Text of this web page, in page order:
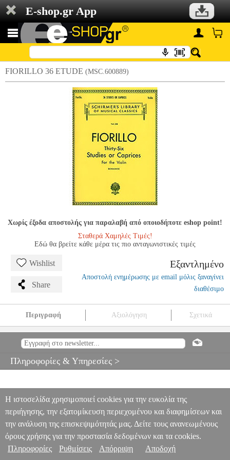
E-shop.gr App
FIORILLO 36 ETUDE (MSC.600889)
Χωρίς έξοδα αποστολής για παραλαβή από οποιοδήποτε eshop point!
Σταθερά Χαμηλές Τιμές!
Εδώ θα βρείτε κάθε μέρα τις πιο ανταγωνιστικές τιμές
Wishlist
Share
Εξαντλημένο
Αποστολή ενημέρωσης με email μόλις ξαναγίνει
διαθέσιμο
Περιγραφή Αξιολόγηση Σχετικά
SCHIRMER ΜΟΥΣΙΚΑ ΒΙΒΛΙΑ ΕΓΧΟΡΔΩΝ
FIORILLO 36
0
Πληροφορίες & Υπηρεσίες >
Η ιστοσελίδα χρησιμοποιεί cookies για την ευκολία της
περιήγησης, την εξατομίκευση περιεχομένου και διαφημίσεων και
την ανάλυση της επισκεψιμότητάς μας. Δείτε τους ανανεωμένους
όρους χρήσης για την προστασία δεδομένων και τα cookies.
Πληροφορίες
Ρυθμίσεις Απόρριψη Αποδοχή